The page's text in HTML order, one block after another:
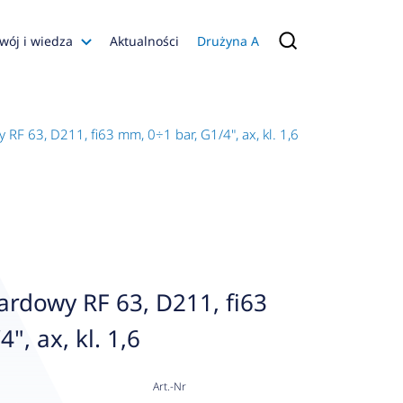
i wiedza
Konfiguratory
Aktualności Drużyna A
63, D211, fi63 mm, 0÷1 bar, G1/4", ax, kl. 1,6
RF 63, D211, fi63
ax, kl. 1,6
Art.-Nr